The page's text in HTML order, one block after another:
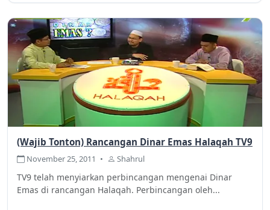
(Wajib Tonton) Rancangan Dinar Emas Halaqah TV9
November 25, 2011 • Shahrul
TV9 telah menyiarkan perbincangan mengenai Dinar
Emas di rancangan Halaqah. Perbincangan oleh...